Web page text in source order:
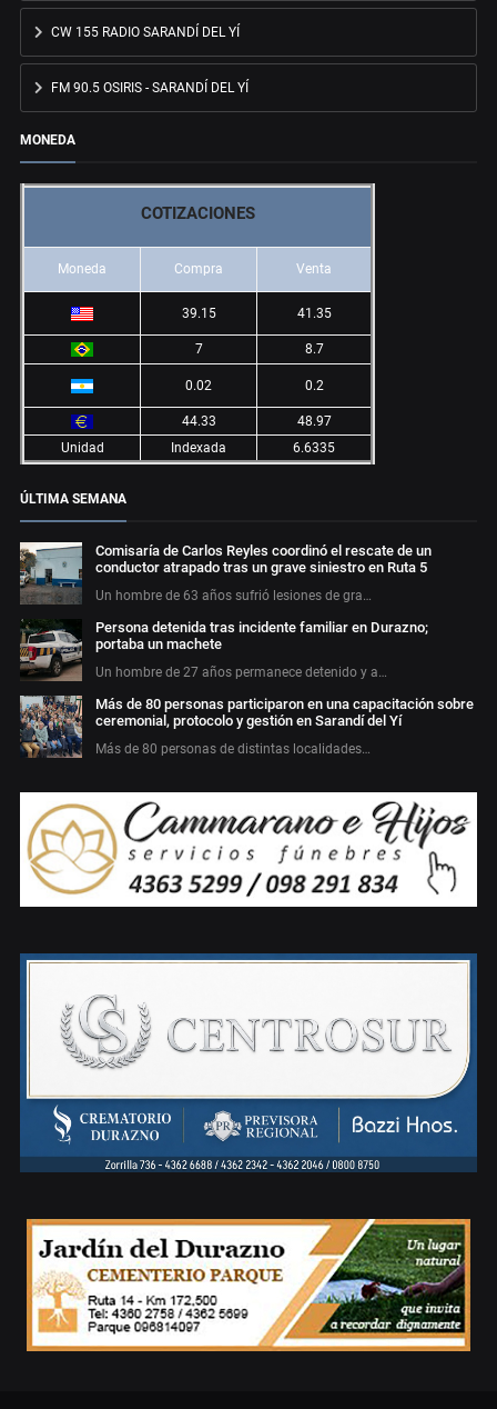
CW 155 RADIO SARANDÍ DEL YÍ
FM 90.5 OSIRIS - SARANDÍ DEL YÍ
MONEDA
COTIZACIONES
Moneda Compra Venta
39.15 41.35
7 8.7
0.02 0.2
44.33
48.97
Unidad
Indexada 6.6335
ÚLTIMA SEMANA
Comisaría de Carlos Reyles coordinó el rescate de un
conductor atrapado tras un grave siniestro en Ruta 5
Un hombre de 63 años sufrió lesiones de gra…
Persona detenida tras incidente familiar en Durazno;
portaba un machete
Un hombre de 27 años permanece detenido y a…
Más de 80 personas participaron en una capacitación sobre
ceremonial, protocolo y gestión en Sarandí del Yí
Más de 80 personas de distintas localidades…